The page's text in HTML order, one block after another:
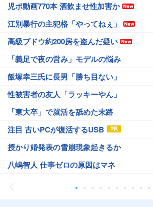
児ポ動画770本 酒飲ませ性加害か
江別暴行の主犯格「やってねぇ」
高級ブドウ約200房を盗んだ疑い
「義足で夜の営み」モデルの悩み
飯塚幸三氏に長男「勝ち目ない」
性被害者の友人「ラッキーやん」
「東大卒」で就活を舐めた末路
注目 古いPCが復活するUSB
授かり婚発表の雪崩現象起きるか
八嶋智人 仕事ゼロの原因はマネ